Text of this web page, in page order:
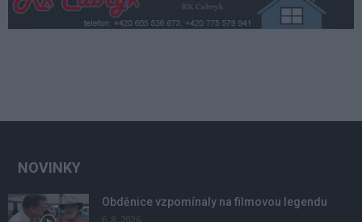
NOVINKY
Obděnice vzpomínaly na filmovou legendu
6. 8. 2026